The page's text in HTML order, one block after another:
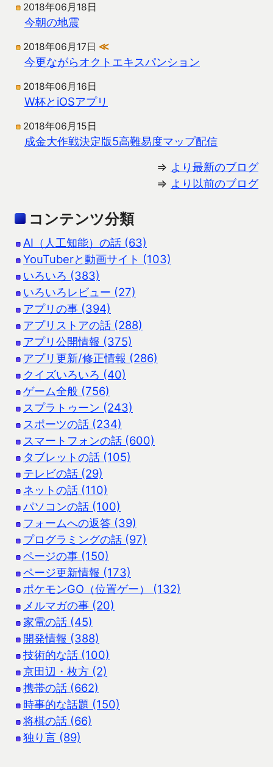
2018年06月18日
今朝の地震
2018年06月17日 ≪
今更ながらオクトエキスパンション
2018年06月16日
W杯とiOSアプリ
2018年06月15日
成金大作戦決定版5高難易度マップ配信
⇒ より最新のブログ
⇒ より以前のブログ
コンテンツ分類
AI（人工知能）の話 (63)
YouTuberと動画サイト (103)
いろいろ (383)
いろいろレビュー (27)
アプリの事 (394)
アプリストアの話 (288)
アプリ公開情報 (375)
アプリ更新/修正情報 (286)
クイズいろいろ (40)
ゲーム全般 (756)
スプラトゥーン (243)
スポーツの話 (234)
スマートフォンの話 (600)
タブレットの話 (105)
テレビの話 (29)
ネットの話 (110)
パソコンの話 (100)
フォームへの返答 (39)
プログラミングの話 (97)
ページの事 (150)
ページ更新情報 (173)
ポケモンGO（位置ゲー） (132)
メルマガの事 (20)
家電の話 (45)
開発情報 (388)
技術的な話 (100)
京田辺・枚方 (2)
携帯の話 (662)
時事的な話題 (150)
将棋の話 (66)
独り言 (89)